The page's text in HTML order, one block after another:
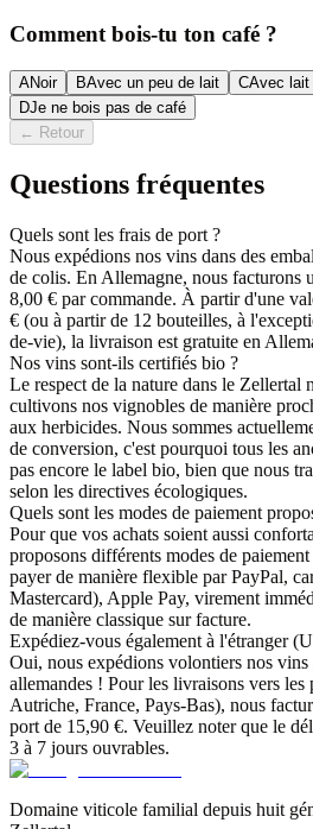
Comment bois-tu ton café ?
ANoir BAvec un peu de lait CAvec lait
DJe ne bois pas de café
← Retour
Questions fréquentes
Quels sont les frais de port ?
Nous expédions nos vins dans des
de colis. En Allemagne, nous facturons
8,00 € par commande. À partir d'une
€ (ou à partir de 12 bouteilles, à
de-vie), la livraison est gratuite en
Nos vins sont-ils certifiés bio ?
Le respect de la nature dans le Zellertal
cultivons nos vignobles de manière
aux herbicides. Nous sommes
de conversion, c'est pourquoi tous les
pas encore le label bio, bien que nous
selon les directives écologiques.
Quels sont les modes de paiement
Pour que vos achats soient aussi
proposons différents modes de
payer de manière flexible par PayPal,
Mastercard), Apple Pay, virement
de manière classique sur facture.
Expédiez-vous également à l'étranger
Oui, nous expédions volontiers nos vins
allemandes ! Pour les livraisons vers
Autriche, France, Pays-Bas), nous
port de 15,90 €. Veuillez noter que le
3 à 7 jours ouvrables.
Domaine viticole familial depuis huit